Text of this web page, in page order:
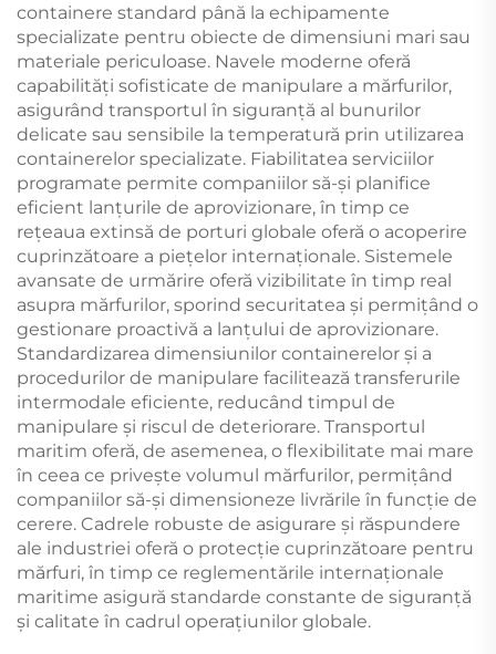
containere standard până la echipamente
specializate pentru obiecte de dimensiuni mari sau
materiale periculoase. Navele moderne oferă
capabilități sofisticate de manipulare a mărfurilor,
asigurând transportul în siguranță al bunurilor
delicate sau sensibile la temperatură prin utilizarea
containerelor specializate. Fiabilitatea serviciilor
programate permite companiilor să-și planifice
eficient lanțurile de aprovizionare, în timp ce
rețeaua extinsă de porturi globale oferă o acoperire
cuprinzătoare a piețelor internaționale. Sistemele
avansate de urmărire oferă vizibilitate în timp real
asupra mărfurilor, sporind securitatea și permițând o
gestionare proactivă a lanțului de aprovizionare.
Standardizarea dimensiunilor containerelor și a
procedurilor de manipulare facilitează transferurile
intermodale eficiente, reducând timpul de
manipulare și riscul de deteriorare. Transportul
maritim oferă, de asemenea, o flexibilitate mai mare
în ceea ce privește volumul mărfurilor, permițând
companiilor să-și dimensioneze livrările în funcție de
cerere. Cadrele robuste de asigurare și răspundere
ale industriei oferă o protecție cuprinzătoare pentru
mărfuri, în timp ce reglementările internaționale
maritime asigură standarde constante de siguranță
și calitate în cadrul operațiunilor globale.